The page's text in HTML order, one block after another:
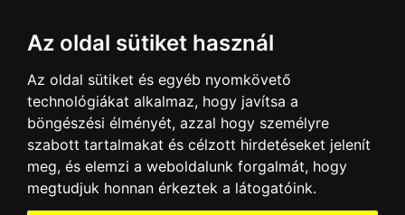
Az oldal sütiket használ
Az oldal sütiket és egyéb nyomkövető
technológiákat alkalmaz, hogy javítsa a
böngészési élményét, azzal hogy személyre
szabott tartalmakat és célzott hirdetéseket jelenít
meg, és elemzi a weboldalunk forgalmát, hogy
megtudjuk honnan érkeztek a látogatóink.